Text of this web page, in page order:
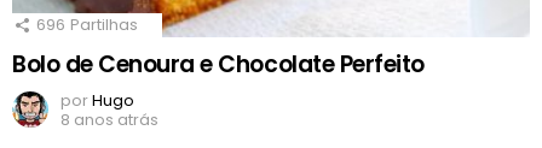
696 Partilhas
Bolo de Cenoura e Chocolate Perfeito
porHugo
8 anos atrás